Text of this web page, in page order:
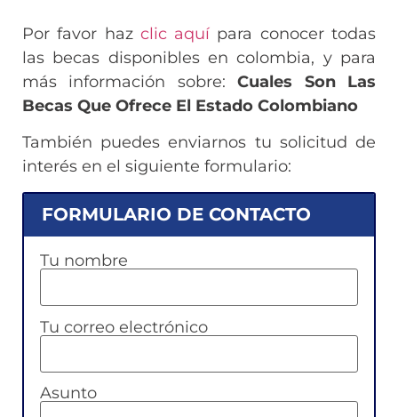
Por favor haz clic aquí para conocer todas
las becas disponibles en colombia, y para
más información sobre:Cuales Son Las
Becas Que Ofrece El Estado Colombiano
También puedes enviarnos tu solicitud de
interés en el siguiente formulario:
FORMULARIO DE CONTACTO
Tu nombre
Tu correo electrónico
Asunto